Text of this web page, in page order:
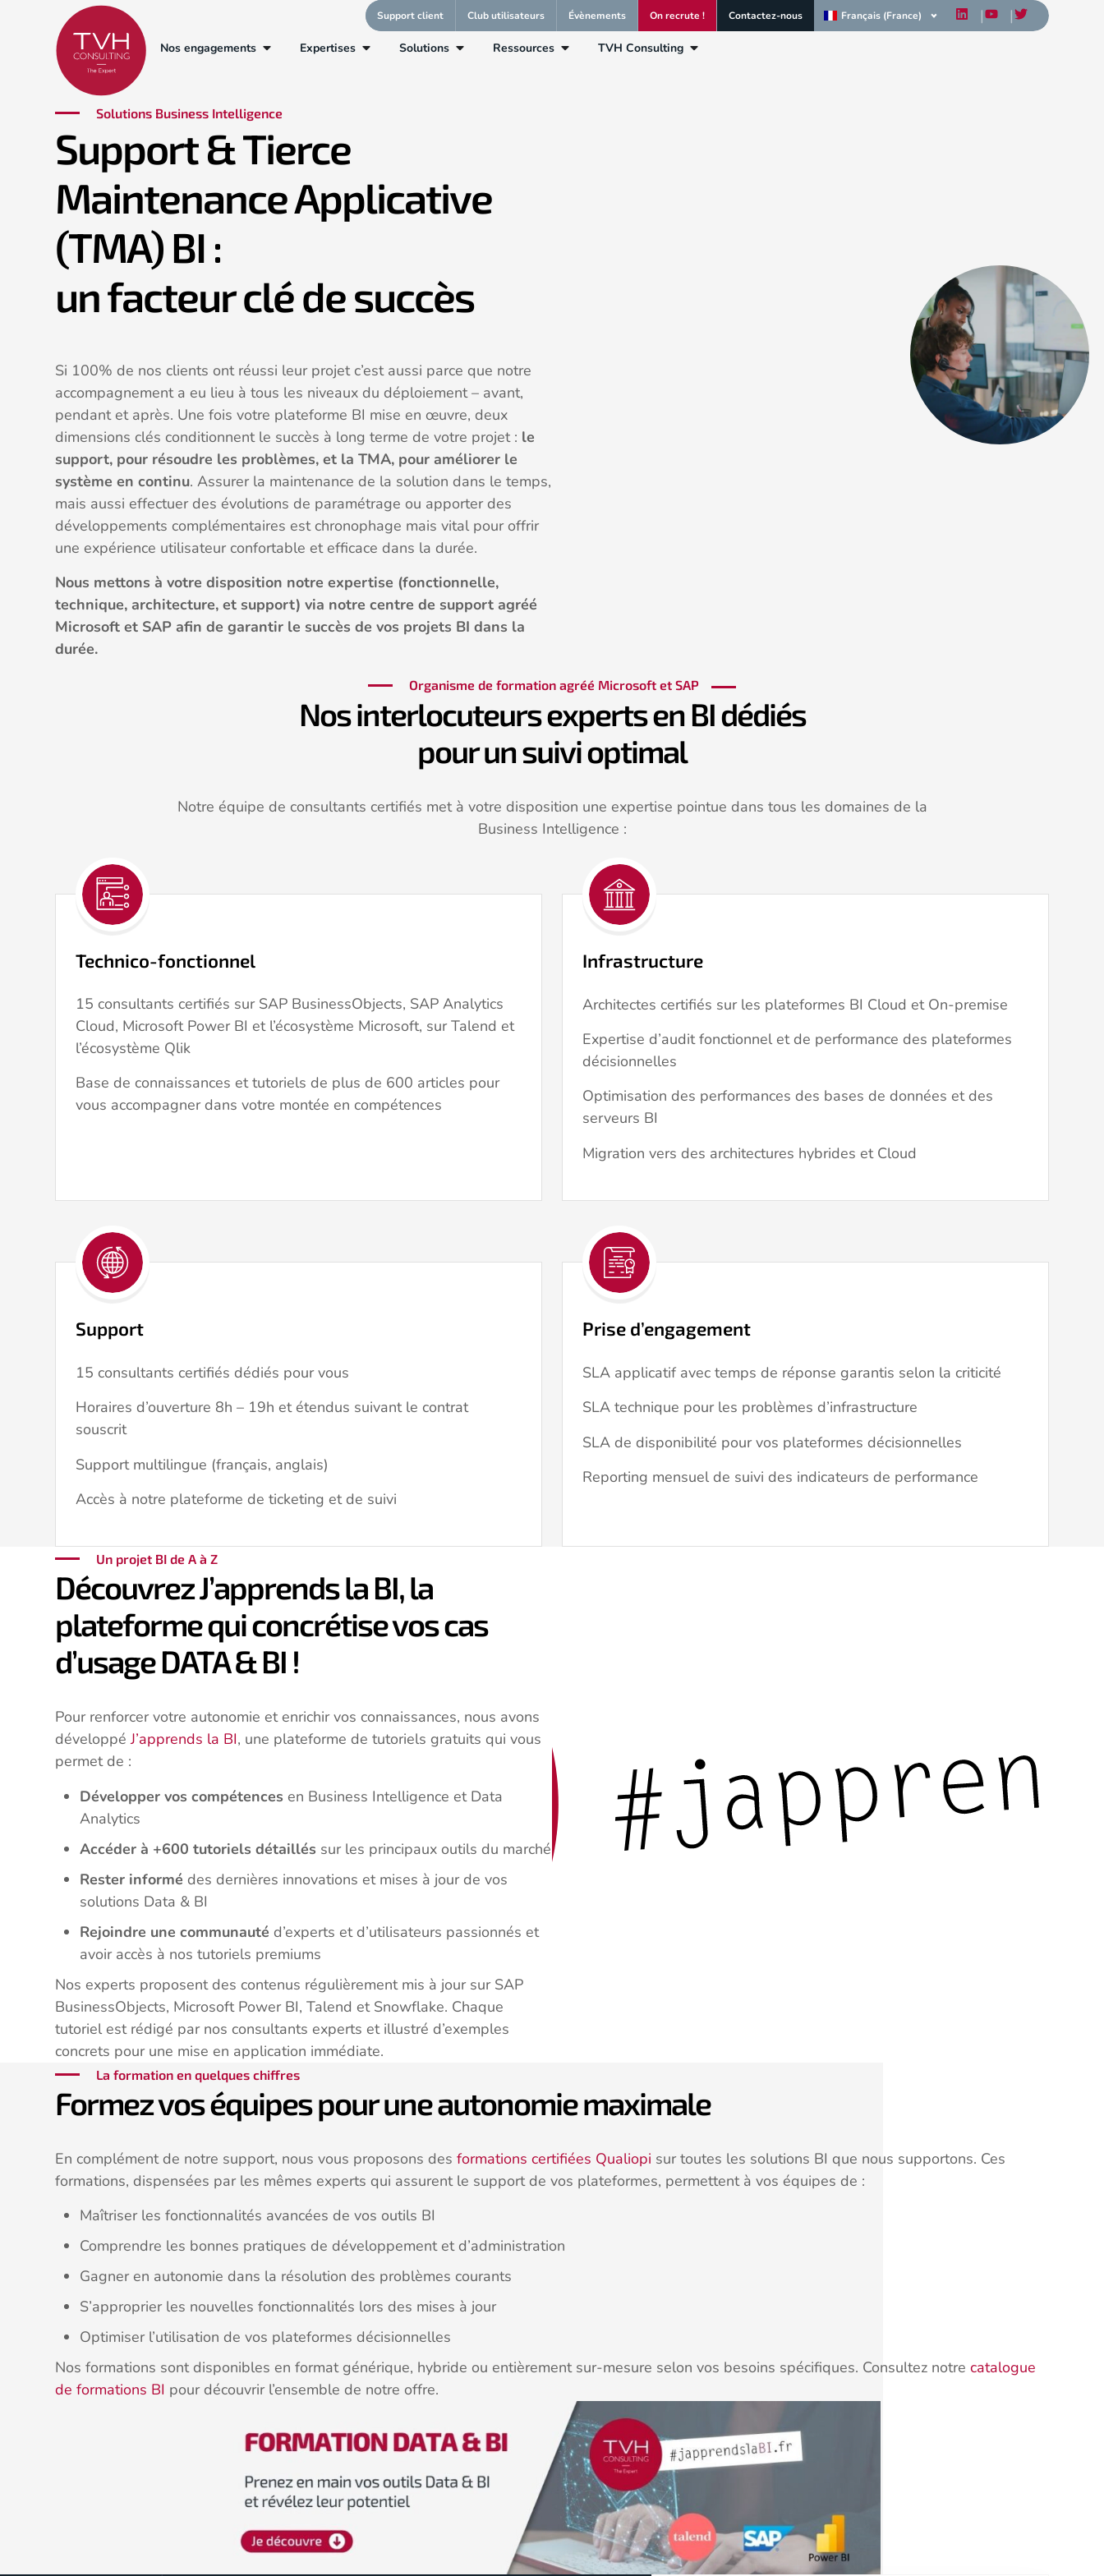
Support client Club utilisateurs Évènements On recrute ! Contactez-nous Français (France)
Nos engagements Expertises Solutions Ressources TVH Consulting
Solutions Business Intelligence
Support & Tierce
Maintenance Applicative
(TMA) BI :
un facteur clé de succès
Si 100% de nos clients ont réussi leur projet c’est aussi parce que notre
accompagnement a eu lieu à tous les niveaux du déploiement – avant,
pendant et après. Une fois votre plateforme BI mise en œuvre, deux
dimensions clés conditionnent le succès à long terme de votre projet : le
support, pour résoudre les problèmes, et la TMA, pour améliorer le
système en continu. Assurer la maintenance de la solution dans le temps,
mais aussi effectuer des évolutions de paramétrage ou apporter des
développements complémentaires est chronophage mais vital pour offrir
une expérience utilisateur confortable et efficace dans la durée.
Nous mettons à votre disposition notre expertise (fonctionnelle,
technique, architecture, et support) via notre centre de support agréé
Microsoft et SAP afin de garantir le succès de vos projets BI dans la
durée.
Organisme de formation agréé Microsoft et SAP
Nos interlocuteurs experts en BI dédiés
pour un suivi optimal
Notre équipe de consultants certifiés met à votre disposition une expertise pointue dans tous les domaines de la
Business Intelligence :
Technico-fonctionnel
15 consultants certifiés sur SAP BusinessObjects, SAP Analytics
Cloud, Microsoft Power BI et l’écosystème Microsoft, sur Talend et
l’écosystème Qlik
Base de connaissances et tutoriels de plus de 600 articles pour
vous accompagner dans votre montée en compétences
Infrastructure
Architectes certifiés sur les plateformes BI Cloud et On-premise
Expertise d’audit fonctionnel et de performance des plateformes
décisionnelles
Optimisation des performances des bases de données et des
serveurs BI
Migration vers des architectures hybrides et Cloud
Support
15 consultants certifiés dédiés pour vous
Horaires d’ouverture 8h – 19h et étendus suivant le contrat
souscrit
Support multilingue (français, anglais)
Accès à notre plateforme de ticketing et de suivi
Prise d’engagement
SLA applicatif avec temps de réponse garantis selon la criticité
SLA technique pour les problèmes d’infrastructure
SLA de disponibilité pour vos plateformes décisionnelles
Reporting mensuel de suivi des indicateurs de performance
Un projet BI de A à Z
Découvrez J’apprends la BI, la
plateforme qui concrétise vos cas
d’usage DATA & BI !
Pour renforcer votre autonomie et enrichir vos connaissances, nous avons
développéJ’apprends la BI, une plateforme de tutoriels gratuits qui vous
permet de :
Développer vos compétences en Business Intelligence et Data
Analytics
Accéder à +600 tutoriels détaillés sur les principaux outils du marché
Rester informé des dernières innovations et mises à jour de vos
solutions Data & BI
Rejoindre une communauté d’experts et d’utilisateurs passionnés et
avoir accès à nos tutoriels premiums
Nos experts proposent des contenus régulièrement mis à jour sur SAP
BusinessObjects, Microsoft Power BI, Talend et Snowflake. Chaque
tutoriel est rédigé par nos consultants experts et illustré d’exemples
concrets pour une mise en application immédiate.
La formation en quelques chiffres
Formez vos équipes pour une autonomie maximale
En complément de notre support, nous vous proposons des formations certifiées Qualiopi sur toutes les solutions BI que nous supportons. Ces
formations, dispensées par les mêmes experts qui assurent le support de vos plateformes, permettent à vos équipes de :
Maîtriser les fonctionnalités avancées de vos outils BI
Comprendre les bonnes pratiques de développement et d’administration
Gagner en autonomie dans la résolution des problèmes courants
S’approprier les nouvelles fonctionnalités lors des mises à jour
Optimiser l’utilisation de vos plateformes décisionnelles
Nos formations sont disponibles en format générique, hybride ou entièrement sur-mesure selon vos besoins spécifiques. Consultez notre catalogue
de formations BI pour découvrir l’ensemble de notre offre.